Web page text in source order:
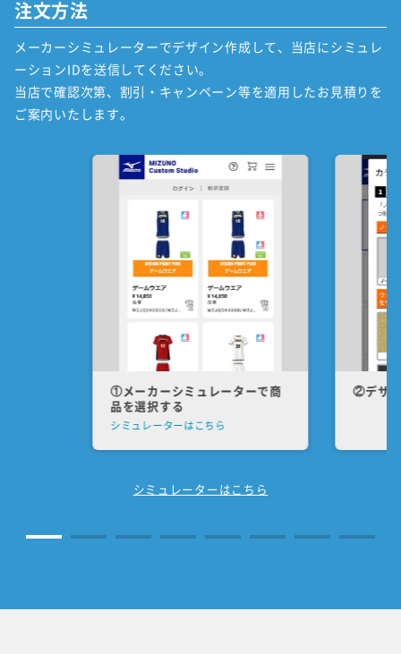
注文方法
メーカーシミュレーターでデザイン作成して、当店にシミュレ
ーションIDを送信してください。
当店で確認次第、割引・キャンペーン等を適用したお見積りを
ご案内いたします。
①メーカーシミュレーターで商
品を選択する
シミュレーターはこちら
②デザ
シミュレーターはこちら